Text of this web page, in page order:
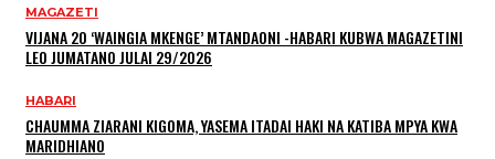
MAGAZETI
VIJANA 20 ‘WAINGIA MKENGE’ MTANDAONI -HABARI KUBWA MAGAZETINI
LEO JUMATANO JULAI 29/2026
HABARI
CHAUMMA ZIARANI KIGOMA, YASEMA ITADAI HAKI NA KATIBA MPYA KWA
MARIDHIANO